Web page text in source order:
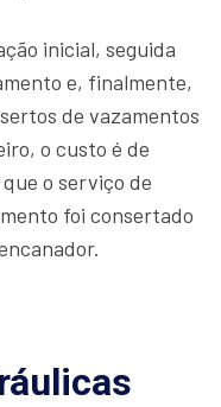
inicial, seguida
e, finalmente,
de vazamentos
o custo é de
o serviço de
foi consertado